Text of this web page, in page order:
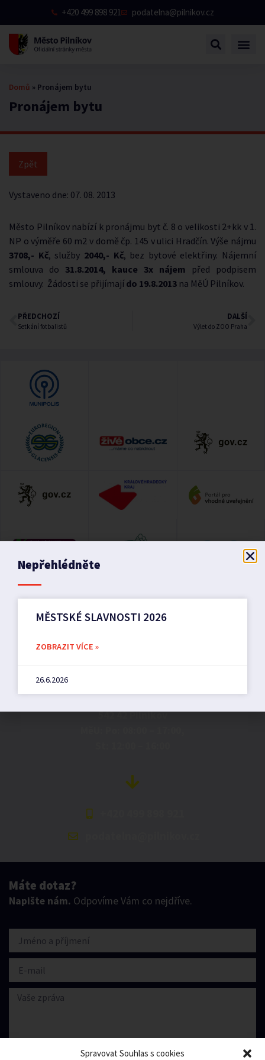
Spravovat Souhlas s cookies
+420 499 898 921 podatelna@pilnikov.cz
Pronájem bytu
Domů » Pronájem bytu
Vystaveno dne: 07. 08. 2013
Město Pilníkov nabízí k pronájmu byt č. 8 o velikosti 2+kk v 1.
NP o výměře 60 m2 v domě čp. 145 v ulici Hradčín. Výše nájmu
3708,- Kč, služby 2040,- Kč, bez bytové elektřiny. Nájemní
smlouva do 31.8.2014, kauce 3x nájem před podpisem
smlouvy. Žádosti se přijímají do 19.8.2013 na MěÚ Pilníkov.
PŘEDCHOZÍ
Setkání fotbalistů
DALŠÍ
Výlet do ZOO Praha
542 42 Pilníkov
Máte dotaz?
Napište nám. Odpovíme Vám co nejdříve.
Nepřehlédněte
MĚSTSKÉ SLAVNOSTI 2026
ZOBRAZIT VÍCE »
26.6.2026